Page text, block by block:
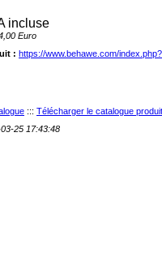
incluse
Euro
: https://www.behawe.com/
::: Télécharger le catalogue
25 17:43:48